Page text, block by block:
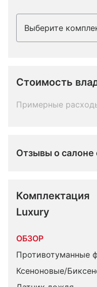
Выберите
Стоимость
Примерные
Отзывы о салоне
Комплектация
Luxury
ОБЗОР
Противотуманные
Ксеноновые/